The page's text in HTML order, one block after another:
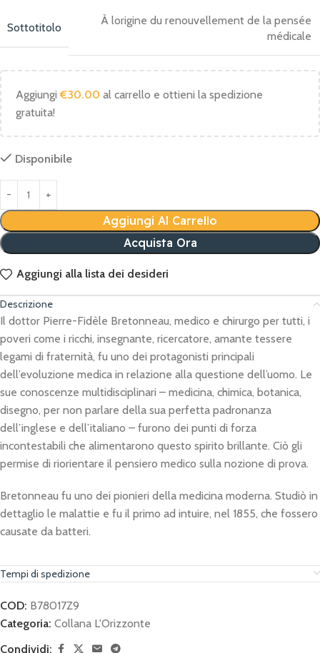
Sottotitolo
À lorigine du renouvellement de la pensée
médicale
Aggiungi€30.00 al carrello e ottieni la spedizione
gratuita!
Disponibile
Aggiungi Al Carrello
Acquista Ora
Aggiungi alla lista dei desideri
Descrizione
Il dottor Pierre-Fidèle Bretonneau, medico e chirurgo per tutti, i
poveri come i ricchi, insegnante, ricercatore, amante tessere
legami di fraternità, fu uno dei protagonisti principali
dell’evoluzione medica in relazione alla questione dell’uomo. Le
sue conoscenze multidisciplinari – medicina, chimica, botanica,
disegno, per non parlare della sua perfetta padronanza
dell’inglese e dell’italiano – furono dei punti di forza
incontestabili che alimentarono questo spirito brillante. Ciò gli
permise di riorientare il pensiero medico sulla nozione di prova.
Bretonneau fu uno dei pionieri della medicina moderna. Studiò in
dettaglio le malattie e fu il primo ad intuire, nel 1855, che fossero
causate da batteri.
Tempi di spedizione
COD: B78017Z9
Categoria: Collana L'Orizzonte
Condividi: